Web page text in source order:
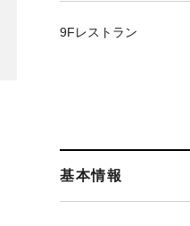
9Fレストラン
基本情報